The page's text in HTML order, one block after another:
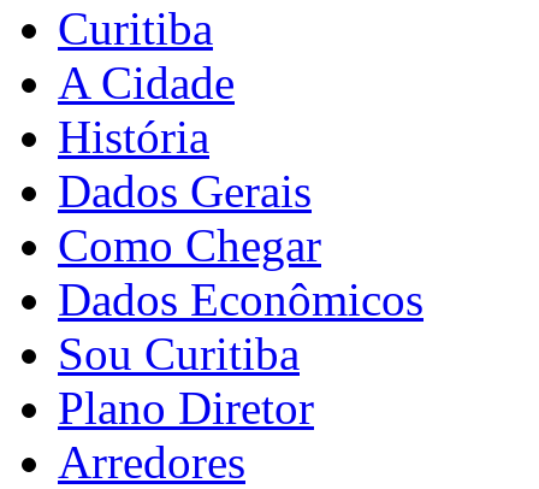
Curitiba
A Cidade
História
Dados Gerais
Como Chegar
Dados Econômicos
Sou Curitiba
Plano Diretor
Arredores